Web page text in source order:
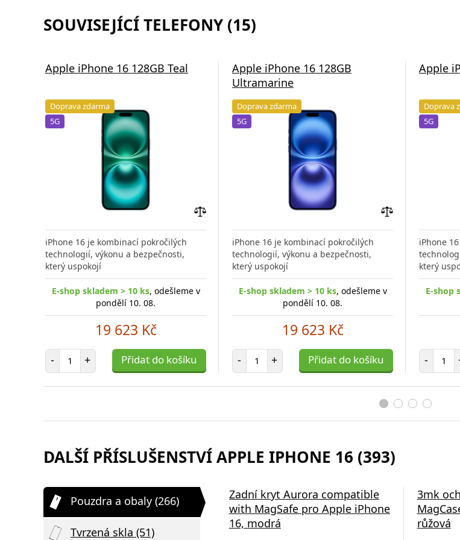
SOUVISEJÍCÍ TELEFONY (15)
Apple iPhone 16 128GB Teal
Doprava zdarma
5G
porovnání
iPhone 16 je kombinací pokročilých
technologií, výkonu a bezpečnosti,
který uspokojí
E-shop skladem > 10 ks, odešleme v
pondělí 10. 08.
19 623 Kč
- Počet položek
+ Přidat do košíku
Apple iPhone 16 128GB
Ultramarine
Doprava zdarma
5G
porovnání
iPhone 16 je kombinací pokročilých
technologií, výkonu a bezpečnosti,
který uspokojí
E-shop skladem > 10 ks, odešleme v
pondělí 10. 08.
19 623 Kč
- Počet položek
+ Přidat do košíku
Apple
Doprava
5G
iPhone
který
E-shop
-
DALŠÍ PŘÍSLUŠENSTVÍ APPLE IPHONE 16 (393)
Pouzdra a obaly (266)
Tvrzená skla (51)
Zadní kryt Aurora compatible
with MagSafe pro Apple iPhone
16, modrá
3mk
růžová
Samsung EP-P2400BBE 15W
Podložka pro Bezdrátové
Nabíjení Black
Bezdrátová nabíječka Swissten
2v1 černá